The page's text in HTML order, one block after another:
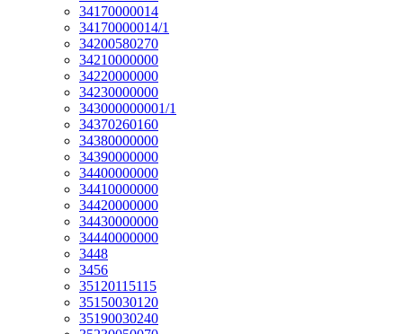
34170000014
34170000014/1
34200580270
34210000000
34220000000
34230000000
343000000001/1
34370260160
34380000000
34390000000
34400000000
34410000000
34420000000
34430000000
34440000000
3448
3456
35120115115
35150030120
35190030240